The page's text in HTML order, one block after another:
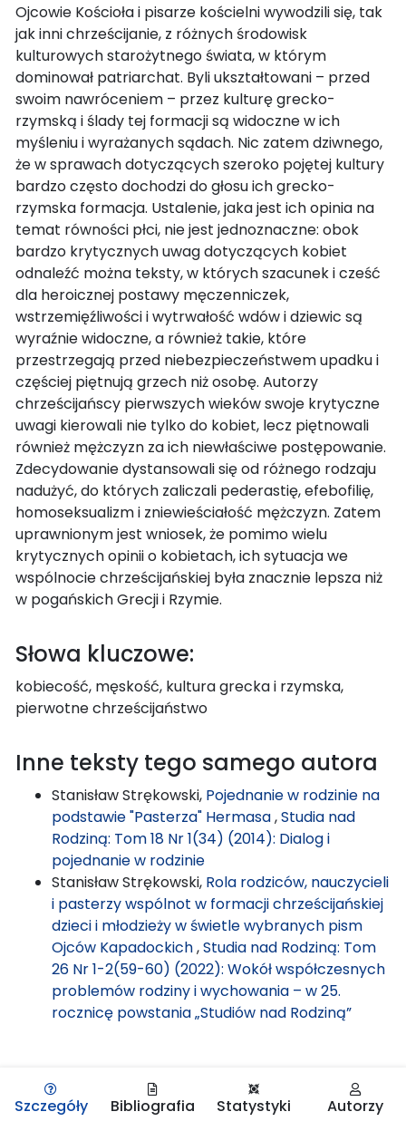
Ojcowie Kościoła i pisarze kościelni wywodzili się, tak
jak inni chrześcijanie, z różnych środowisk
kulturowych starożytnego świata, w którym
dominował patriarchat. Byli ukształtowani – przed
swoim nawróceniem – przez kulturę grecko-
rzymską i ślady tej formacji są widoczne w ich
myśleniu i wyrażanych sądach. Nic zatem dziwnego,
że w sprawach dotyczących szeroko pojętej kultury
bardzo często dochodzi do głosu ich grecko-
rzymska formacja. Ustalenie, jaka jest ich opinia na
temat równości płci, nie jest jednoznaczne: obok
bardzo krytycznych uwag dotyczących kobiet
odnaleźć można teksty, w których szacunek i cześć
dla heroicznej postawy męczenniczek,
wstrzemięźliwości i wytrwałość wdów i dziewic są
wyraźnie widoczne, a również takie, które
przestrzegają przed niebezpieczeństwem upadku i
częściej piętnują grzech niż osobę. Autorzy
chrześcijańscy pierwszych wieków swoje krytyczne
uwagi kierowali nie tylko do kobiet, lecz piętnowali
również mężczyzn za ich niewłaściwe postępowanie.
Zdecydowanie dystansowali się od różnego rodzaju
nadużyć, do których zaliczali pederastię, efebofilię,
homoseksualizm i zniewieściałość mężczyzn. Zatem
uprawnionym jest wniosek, że pomimo wielu
krytycznych opinii o kobietach, ich sytuacja we
wspólnocie chrześcijańskiej była znacznie lepsza niż
w pogańskich Grecji i Rzymie.
Słowa kluczowe:
kobiecość, męskość, kultura grecka i rzymska,
pierwotne chrześcijaństwo
Inne teksty tego samego autora
Stanisław Strękowski, Pojednanie w rodzinie na
podstawie "Pasterza" Hermasa,Studia nad
Rodziną: Tom 18 Nr 1(34) (2014): Dialog i
pojednanie w rodzinie
Stanisław Strękowski, Rola rodziców, nauczycieli
i pasterzy wspólnot w formacji chrześcijańskiej
dzieci i młodzieży w świetle wybranych pism
Ojców Kapadockich,Studia nad Rodziną: Tom
26 Nr 1-2(59-60) (2022): Wokół współczesnych
problemów rodziny i wychowania – w 25.
rocznicę powstania „Studiów nad Rodziną”
Szczegóły Bibliografia Statystyki Autorzy